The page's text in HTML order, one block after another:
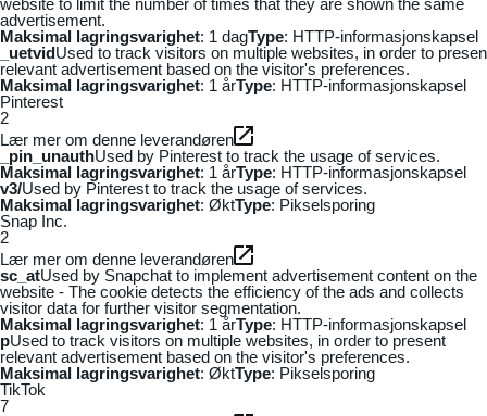
advertisement.
Maksimal lagringsvarighet: 1 dagType: HTTP-informasjonskapsel
_uetvidUsed to track visitors on multiple websites, in order to
relevant advertisement based on the visitor's preferences.
Maksimal lagringsvarighet: 1 årType: HTTP-informasjonskapsel
Pinterest
2
Lær mer om denne leverandøren
_pin_unauthUsed by Pinterest to track the usage of services.
Maksimal lagringsvarighet: 1 årType: HTTP-informasjonskapsel
v3/Used by Pinterest to track the usage of services.
Maksimal lagringsvarighet: ØktType: Pikselsporing
Snap Inc.
2
Lær mer om denne leverandøren
sc_atUsed by Snapchat to implement advertisement content on the
website - The cookie detects the efficiency of the ads and collects
visitor data for further visitor segmentation.
Maksimal lagringsvarighet: 1 årType: HTTP-informasjonskapsel
pUsed to track visitors on multiple websites, in order to present
relevant advertisement based on the visitor's preferences.
Maksimal lagringsvarighet: ØktType: Pikselsporing
TikTok
7